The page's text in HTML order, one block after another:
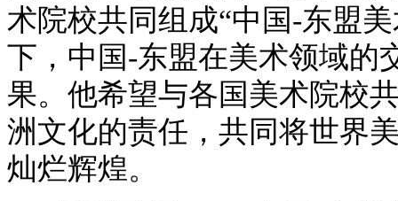
术院校共同组成“中国-东盟
下，中国-东盟在美术领域的
果。他希望与各国美术院校
洲文化的责任，共同将世界
灿烂辉煌。